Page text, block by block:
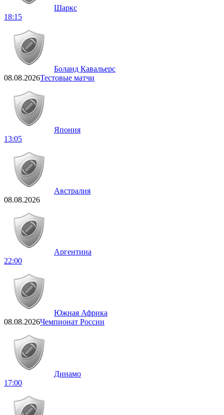
Шаркс
18:15
Боланд Кавальерс
08.08.2026Тестовые матчи
Япония
13:05
Австралия
08.08.2026
Аргентина
22:00
Южная Африка
08.08.2026Чемпионат России
Динамо
17:00